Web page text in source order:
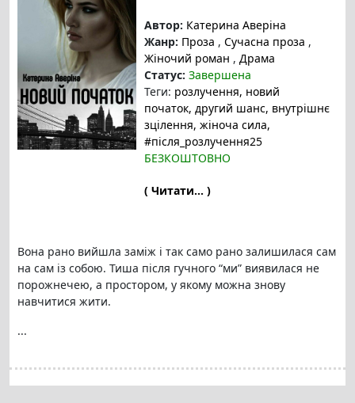
Автор: Катерина Аверіна
Жанр: Проза , Сучасна проза ,
Жіночий роман , Драма
Статус: Завершена
Теги: розлучення, новий
початок, другий шанс, внутрішнє
зцілення, жіноча сила,
#після_розлучення25
БЕЗКОШТОВНО
( Читати... )
Вона рано вийшла заміж і так само рано залишилася сам
на сам із собою. Тиша після гучного “ми” виявилася не
порожнечею, а простором, у якому можна знову
навчитися жити.
...